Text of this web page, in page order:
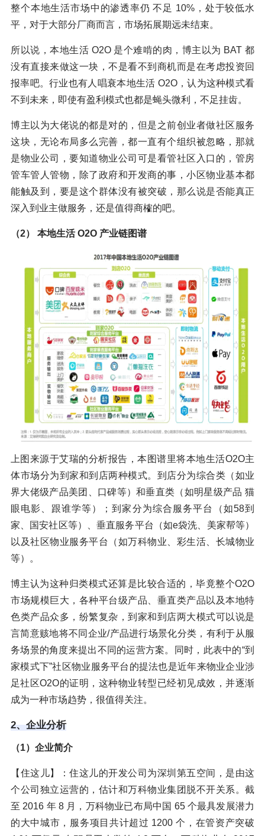
整个本地生活市场中的渗透率仍 不足 10%，处于较低水
平，对于大部分厂商而言，市场拓展期远未结束。
所以说，本地生活 O2O 是个难啃的肉，博主以为 BAT 都
没有直接来做这一块，不是看不到商机而是在考虑投资回
报率吧。行业也有人唱衰本地生活 O2O，认为这种模式看
不到未来，即使有盈利模式也都是蝇头微利，不足挂齿。
博主以为大佬说的都是对的，但是之前创业者做社区服务
这块，无论布局多么完善，都一直有个组织被忽略，那就
是物业公司，要知道物业公司可是看管社区入口的，管房
管车管人管物，除了政府和开发商的事，小区物业基本都
能触及到，要是这个群体没有被突破，那么说是否能真正
深入到业主做服务，还是值得商榷的吧。
（2） 本地生活 O2O 产业链图谱
上图来源于艾瑞的分析报告，本图谱里将本地生活O2O主
体市场分为到家和到店两种模式。到店分为综合类（如业
界大佬级产品美团、口碑等）和垂直类（如明星级产品 猫
眼电影、跟谁学等）；到家分为综合服务平台（如58到
家、国安社区等）、垂直服务平台（如e袋洗、美家帮等）
以及社区物业服务平台（如万科物业、彩生活、长城物业
等）。
博主认为这种归类模式还算是比较合适的，毕竟整个O2O
市场规模巨大，各种平台级产品、垂直类产品以及本地特
色类产品众多，纷繁复杂，到家和到店两大模式可以说是
言简意赅地将不同企业/产品进行场景化分类，有利于从服
务场景的角度来提出不同的运营方案。同时，此表中的“到
家模式下”社区物业服务平台的提法也是近年来物业企业涉
足社区O2O的证明，这种物业转型已经初见成效，并逐渐
成为一种市场趋势，很值得关注。
2、企业分析
（1）企业简介
【住这儿】：住这儿的开发公司为深圳第五空间，是由这
个公司独立运营的，估计和万科物业集团脱不开关系。截
至 2016 年 8 月，万科物业已布局中国 65 个最具发展潜力
的大中城市，服务项目共计超过 1200 个，在管资产突破